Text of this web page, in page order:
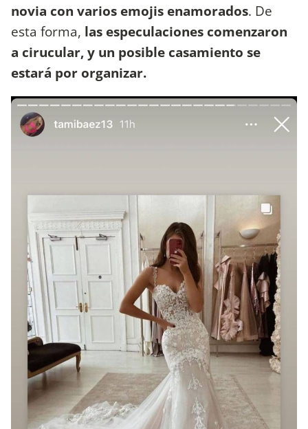
novia con varios emojis enamorados. De
esta forma, las especulaciones comenzaron
a cirucular, y un posible casamiento se
estará por organizar.